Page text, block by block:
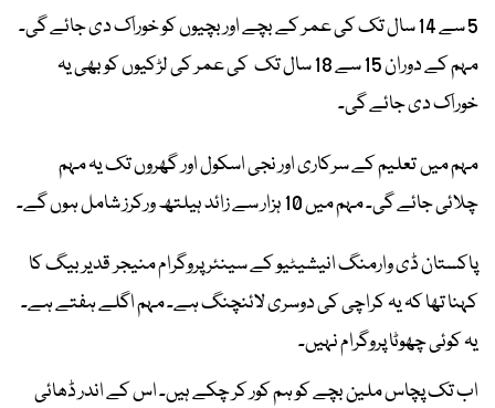
5 سے 14 سال تک کی عمر کے بچے اور بچیوں کو خوراک دی جائے گی۔
مہم کے دوران 15 سے 18 سال تک کی عمر کی لڑکیوں کو بھی یہ
خوراک دی جائے گی۔
مہم میں تعلیم کے سرکاری اور نجی اسکول اور گھروں تک یہ مہم
چلائی جائے گی۔ مہم میں 10 ہزار سے زائد ہیلتھ ورکرز شامل ہوں گے۔
پاکستان ڈی وارمنگ انیشیٹیو کے سینئر پروگرام منیجر قدیر بیگ کا
کہنا تھا کہ یہ کراچی کی دوسری لائنچنگ ہے۔ مہم اگلے ہفتے ہے۔
یہ کوئی چھوٹا پروگرام نہیں۔
اب تک پچاس ملین بچے کو ہم کور کر چکے ہیں۔ اس کے اندر ڈھائی